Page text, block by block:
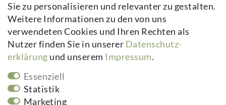
Vertrag widerrufen
Newsletter
E-MAIL **
Newsletter
Hiermit bestätige ich, dass ich die
Meine Einwilligung kann ich jederzeit widerrufen.**
Sie zu personalisieren und relevanter zu gestalten.
Weitere Informationen zu den von uns
verwendeten Cookies und Ihren Rechten als
Nutzer finden Sie in unserer Daten­schutz­
erklärung und unserem Impressum.
Essenziell
Statistik
Marketing